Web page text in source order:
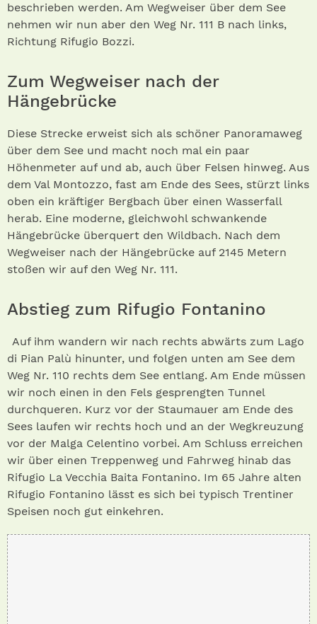
beschrieben werden. Am Wegweiser über dem See
nehmen wir nun aber den Weg Nr. 111 B nach links,
Richtung Rifugio Bozzi.
Zum Wegweiser nach der
Hängebrücke
Diese Strecke erweist sich als schöner Panoramaweg
über dem See und macht noch mal ein paar
Höhenmeter auf und ab, auch über Felsen hinweg. Aus
dem Val Montozzo, fast am Ende des Sees, stürzt links
oben ein kräftiger Bergbach über einen Wasserfall
herab. Eine moderne, gleichwohl schwankende
Hängebrücke überquert den Wildbach. Nach dem
Wegweiser nach der Hängebrücke auf 2145 Metern
stoßen wir auf den Weg Nr. 111.
Abstieg zum Rifugio Fontanino
Auf ihm wandern wir nach rechts abwärts zum Lago
di Pian Palù hinunter, und folgen unten am See dem
Weg Nr. 110 rechts dem See entlang. Am Ende müssen
wir noch einen in den Fels gesprengten Tunnel
durchqueren. Kurz vor der Staumauer am Ende des
Sees laufen wir rechts hoch und an der Wegkreuzung
vor der Malga Celentino vorbei. Am Schluss erreichen
wir über einen Treppenweg und Fahrweg hinab das
Rifugio La Vecchia Baita Fontanino. Im 65 Jahre alten
Rifugio Fontanino lässt es sich bei typisch Trentiner
Speisen noch gut einkehren.